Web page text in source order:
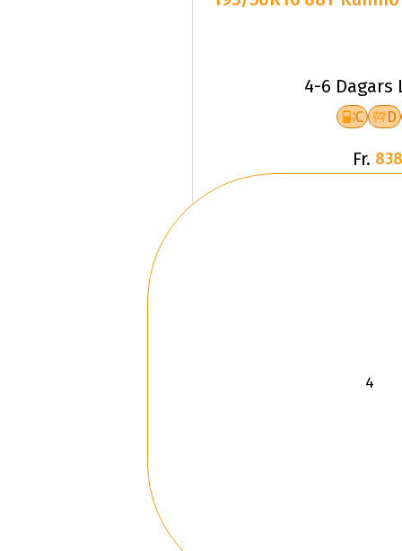
4-6 Dagars
C D
Fr.